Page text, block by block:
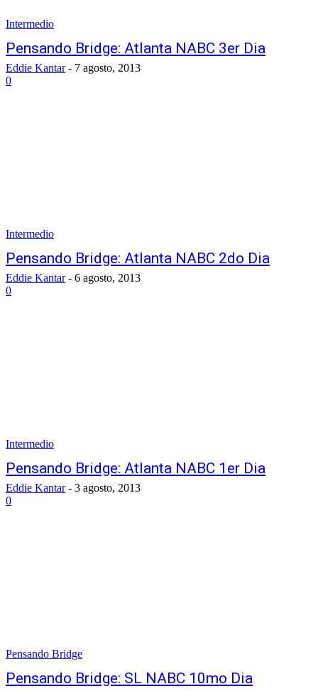
Intermedio
Pensando Bridge: Atlanta NABC 3er Dia
Eddie Kantar - 7 agosto, 2013
0
Intermedio
Pensando Bridge: Atlanta NABC 2do Dia
Eddie Kantar - 6 agosto, 2013
0
Intermedio
Pensando Bridge: Atlanta NABC 1er Dia
Eddie Kantar - 3 agosto, 2013
0
Pensando Bridge
Pensando Bridge: SL NABC 10mo Dia